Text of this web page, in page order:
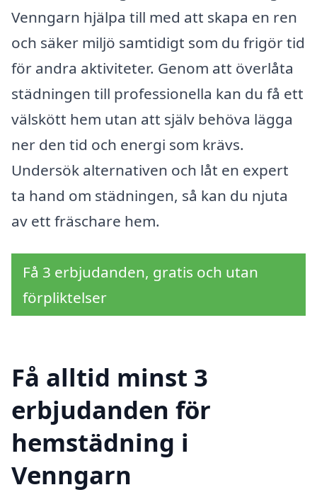
Venngarn hjälpa till med att skapa en ren
och säker miljö samtidigt som du frigör tid
för andra aktiviteter. Genom att överlåta
städningen till professionella kan du få ett
välskött hem utan att själv behöva lägga
ner den tid och energi som krävs.
Undersök alternativen och låt en expert
ta hand om städningen, så kan du njuta
av ett fräschare hem.
Få 3 erbjudanden, gratis och utan
förpliktelser
Få alltid minst 3
erbjudanden för
hemstädning i
Venngarn